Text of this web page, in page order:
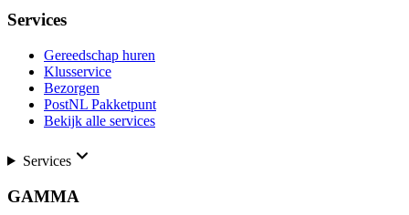
Services
Gereedschap huren
Klusservice
Bezorgen
PostNL Pakketpunt
Bekijk alle services
Services
GAMMA